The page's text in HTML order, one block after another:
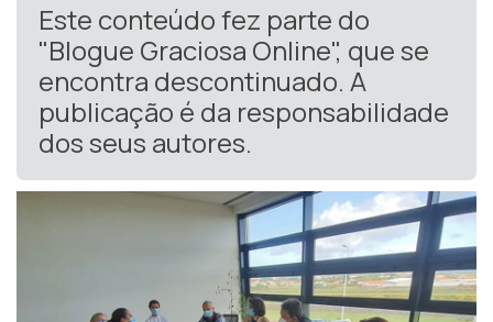
Este conteúdo fez parte do
"Blogue Graciosa Online", que se
encontra descontinuado. A
publicação é da responsabilidade
dos seus autores.